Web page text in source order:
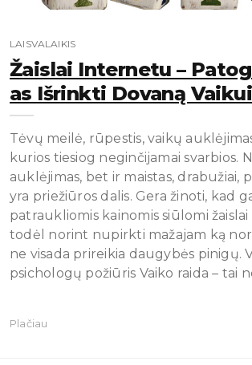
LAISVALAIKIS
Žaislai Internetu –
As Išrinkti Dovaną Vaikui
Tėvų meilė, rūpestis, vaikų
kurios tiesiog neginčijamai svarbios.
auklėjimas, bet ir maistas, drabužiai,
yra priežiūros dalis. Gera žinoti, kad
patraukliomis kainomis siūlomi
todėl norint nupirkti mažajam ką
ne visada prireikia daugybės pinigų.
psichologų požiūris Vaiko raida – tai
Plačiau